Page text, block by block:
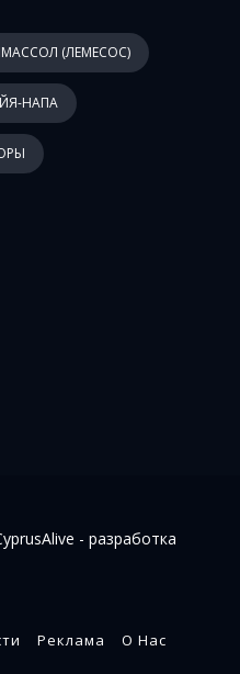
(ЛЕМЕСОС)
НАПА
- разработка
Реклама
О Нас